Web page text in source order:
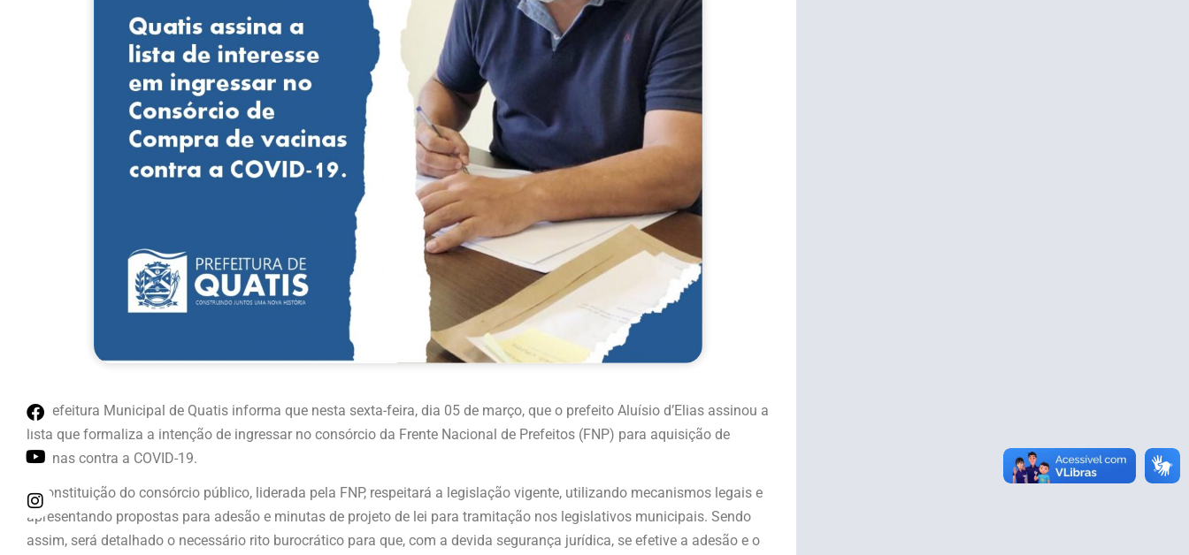
A Prefeitura Municipal de Quatis informa que nesta sexta-feira, dia 05 de março, que o prefeito Aluísio d’Elias assinou a
lista que formaliza a intenção de ingressar no consórcio da Frente Nacional de Prefeitos (FNP) para aquisição de
vacinas contra a COVID-19.
A constituição do consórcio público, liderada pela FNP, respeitará a legislação vigente, utilizando mecanismos legais e
apresentando propostas para adesão e minutas de projeto de lei para tramitação nos legislativos municipais. Sendo
assim, será detalhado o necessário rito burocrático para que, com a devida segurança jurídica, se efetive a adesão e o